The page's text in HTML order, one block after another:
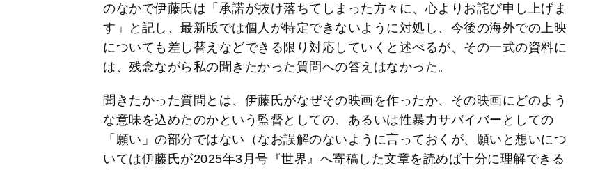
のなかで伊藤氏は「承諾が抜け落ちてしまった方々に、心よりお詫び申し上げま
す」と記し、最新版では個人が特定できないように対処し、今後の海外での上映
についても差し替えなどできる限り対応していくと述べるが、その一式の資料に
は、残念ながら私の聞きたかった質問への答えはなかった。
聞きたかった質問とは、伊藤氏がなぜその映画を作ったか、その映画にどのよう
な意味を込めたのかという監督としての、あるいは性暴力サバイバーとしての
「願い」の部分ではない（なお誤解のないように言っておくが、願いと想いにつ
いては伊藤氏が2025年3月号『世界』へ寄稿した文章を読めば十分に理解できる